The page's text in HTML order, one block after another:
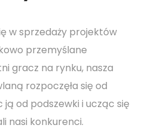
w sprzedaży projektów
przemyślane
gracz na rynku, nasza
rozpoczęła się od
od podszewki i ucząc się
nasi konkurenci.